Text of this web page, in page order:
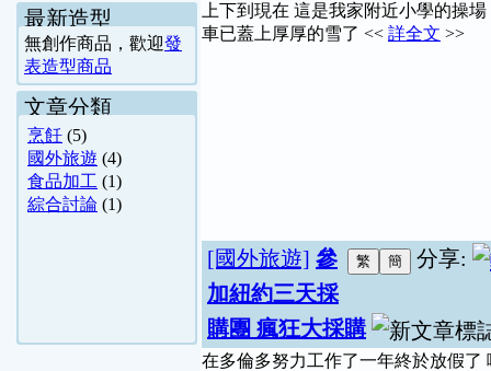
最新造型
無創作商品，歡迎發
表造型商品
文章分類
烹飪 (5)
國外旅遊 (4)
食品加工 (1)
綜合討論 (1)
上下到現在 這是我家附近小學的操場
車已蓋上厚厚的雪了 << 詳全文 >>
分享:
[國外旅遊] 參
加紐約三天採
購團 瘋狂大採購
在多倫多努力工作了一年終於放假